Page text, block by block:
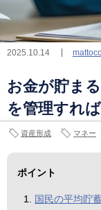
2025.10.14
お金が貯ま
を管理すれ
資産形成 マネー
ポイント
国民の平均貯